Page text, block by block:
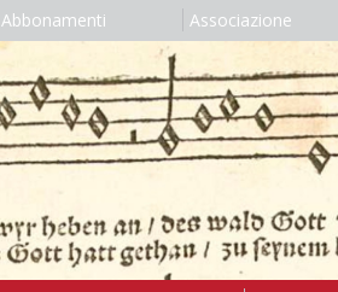
Abbonamenti Associazione